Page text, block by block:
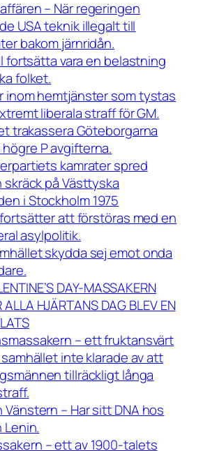
– När regeringen
USA teknik illegalt till
bakom järnridån.
fortsätta vara en belastning
folket.
inom hemtjänster som tystas
liberala straff för GM.
trakassera Göteborgarna
P avgifterna.
kamrater spred
på Västtyska
i Stockholm 1975
att förstöras med en
asylpolitik.
skydda sej emot onda
DAY-MASSAKERN
ALLA HJÄRTANS DAG BLEV EN
– ett fruktansvärt
inte klarade av att
tillräckligt långa
Vänstern – Har sitt DNA hos
Lenin.
– ett av 1900-talets